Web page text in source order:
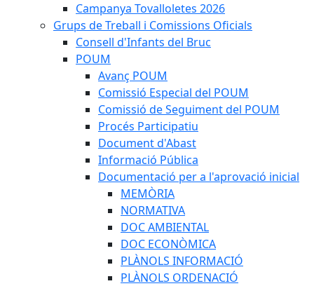
Campanya Tovalloletes 2026
Grups de Treball i Comissions Oficials
Consell d'Infants del Bruc
POUM
Avanç POUM
Comissió Especial del POUM
Comissió de Seguiment del POUM
Procés Participatiu
Document d'Abast
Informació Pública
Documentació per a l'aprovació inicial
MEMÒRIA
NORMATIVA
DOC AMBIENTAL
DOC ECONÒMICA
PLÀNOLS INFORMACIÓ
PLÀNOLS ORDENACIÓ